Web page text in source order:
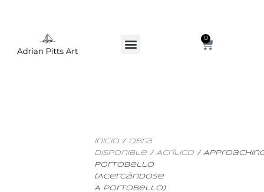
0
Inicio / Obra
Disponible/ Acrílico /
Portobello
(Acercándose
A Portobello)